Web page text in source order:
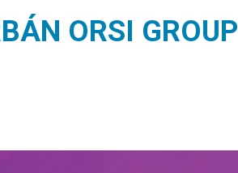
ORSI GROUP